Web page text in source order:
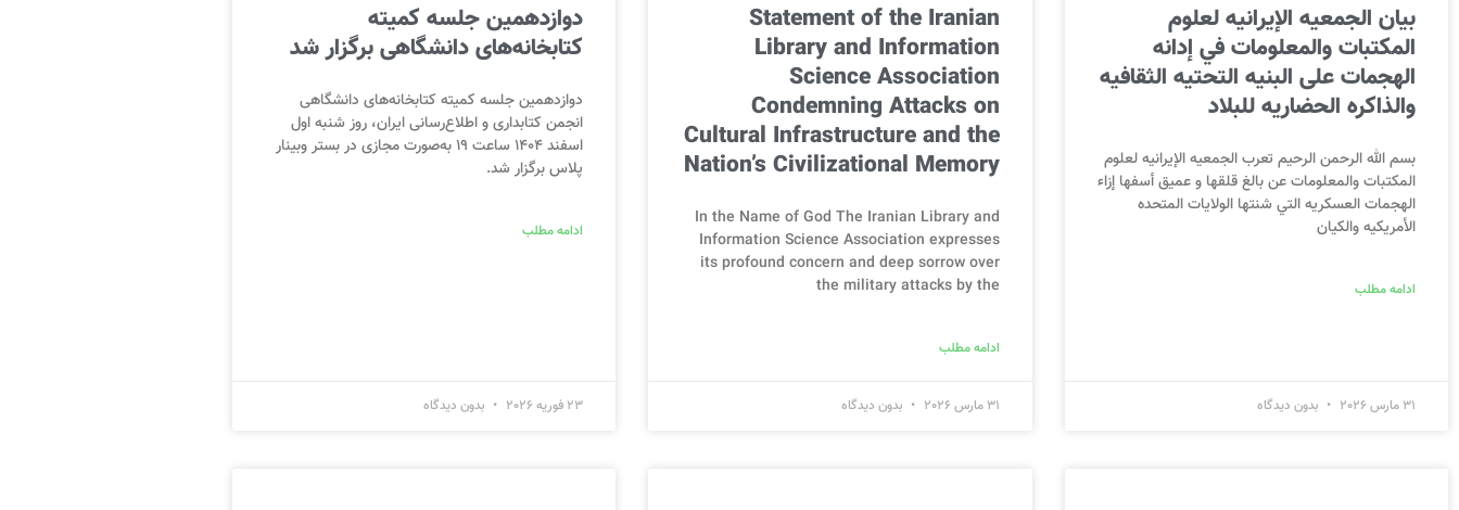
بيان الجمعيه الإيرانيه لعلوم
المكتبات والمعلومات في إدانه
الهجمات على البنيه التحتيه الثقافيه
والذاكره الحضاريه للبلاد
بسم الله الرحمن الرحيم تعرب الجمعيه الإيرانيه لعلوم
المكتبات والمعلومات عن بالغ قلقها و عميق أسفها إزاء
الهجمات العسكريه التي شنتها الولايات المتحده
الأمريكيه والكيان
ادامه مطلب
31 مارس 2026 بدون دیدگاه
Statement of the Iranian
Library and Information
Science Association
Condemning Attacks on
Cultural Infrastructure and the
Nation’s Civilizational Memory
In the Name of God The Iranian Library and
Information Science Association expresses
its profound concern and deep sorrow over
the military attacks by the
ادامه مطلب
31 مارس 2026 بدون دیدگاه
دوازدهمین جلسه کمیته
کتابخانه‌های دانشگاهی برگزار شد
دوازدهمین جلسه کمیته کتابخانه‌های دانشگاهی
انجمن کتابداری و اطلاع‌رسانی ایران، روز شنبه اول
اسفند ۱۴۰۴ ساعت ۱۹ به‌صورت مجازی در بستر وبینار
پلاس برگزار شد.
ادامه مطلب
23 فوریه 2026 بدون دیدگاه